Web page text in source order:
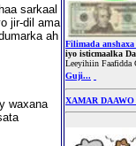
Filimada
iyo isticmaalka
Leeyihiin Faafidda
Guji...
XAMAR
sarkaal
jir-dil ama
ah
waxana